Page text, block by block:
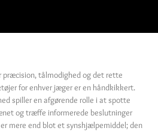
præcision, tålmodighed og det rette
for enhver jæger er en håndkikkert.
spiller en afgørende rolle i at spotte
og træffe informerede beslutninger
mere end blot et synshjælpemiddel; den